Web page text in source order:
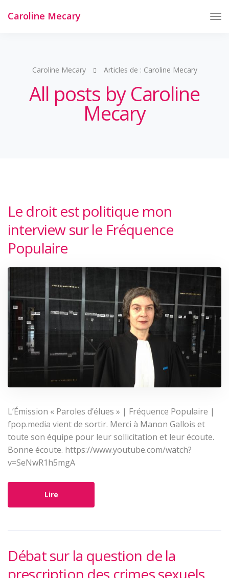
Caroline Mecary
Caroline Mecary Articles de : Caroline Mecary
All posts by Caroline
Mecary
Le droit est politique mon
interview sur le Fréquence
Populaire
L’Émission « Paroles d’élues » | Fréquence Populaire |
fpop.media vient de sortir. Merci à Manon Gallois et
toute son équipe pour leur sollicitation et leur écoute.
Bonne écoute. https://www.youtube.com/watch?
v=SeNwR1h5mgA
Lire
Débat sur la question de la
prescription des crimes sexuels